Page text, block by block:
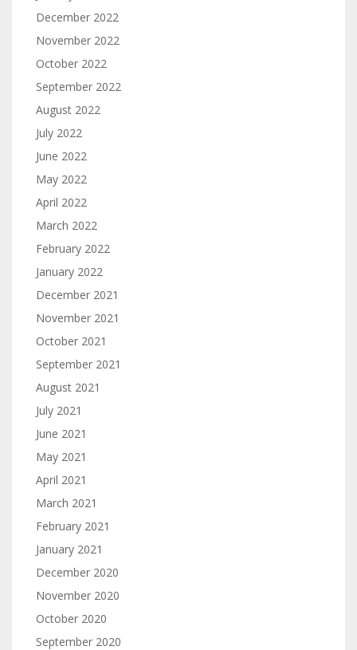
December 2022
November 2022
October 2022
September 2022
August 2022
July 2022
June 2022
May 2022
April 2022
March 2022
February 2022
January 2022
December 2021
November 2021
October 2021
September 2021
August 2021
July 2021
June 2021
May 2021
April 2021
March 2021
February 2021
January 2021
December 2020
November 2020
October 2020
September 2020